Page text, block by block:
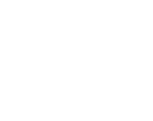
kort prosess –